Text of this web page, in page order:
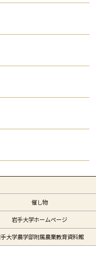
催し物
岩手大学ホームページ
大学農学部附属農業教育資料館